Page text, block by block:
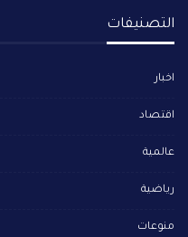
التصنيفات
اخبار
اقتصاد
عالمية
رياضية
منوعات